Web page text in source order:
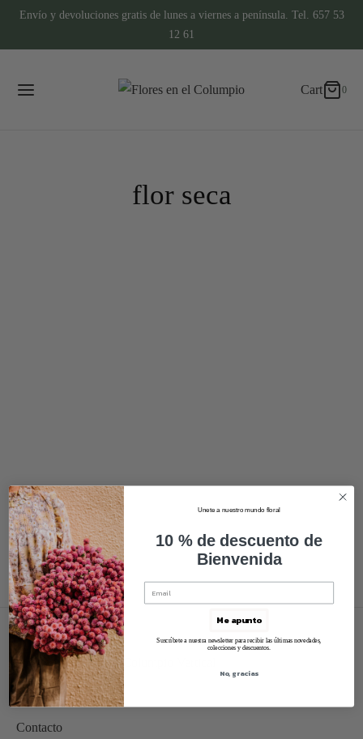
Envío y devoluciones gratis de lunes a viernes a península. Tel. 657 53
12 61
Cart 0
flor seca
Sobre mi
Contacto
Updating…
Unete a nuestro mundo floral
10 % de descuento de
Bienvenida
Me apunto
Suscríbete a nuestra newsletter para recibir las últimas novedades,
colecciones y descuentos.
No, gracias